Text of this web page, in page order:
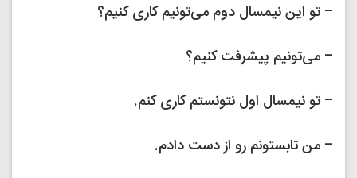
– تو این نیمسال دوم می‌تونیم کاری کنیم؟
– می‌تونیم پیشرفت کنیم؟
– تو نیمسال اول نتونستم کاری کنم.
– من تابستونم رو از دست دادم.